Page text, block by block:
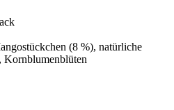
(8 %), natürliche
Kornblumenblüten